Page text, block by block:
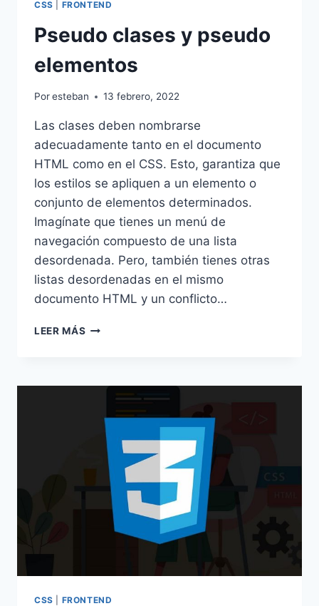
CSS FRONTEND
Pseudo clases y pseudo
elementos
Poresteban 13 febrero, 2022
Las clases deben nombrarse
adecuadamente tanto en el documento
HTML como en el CSS. Esto, garantiza que
los estilos se apliquen a un elemento o
conjunto de elementos determinados.
Imagínate que tienes un menú de
navegación compuesto de una lista
desordenada. Pero, también tienes otras
listas desordenadas en el mismo
documento HTML y un conflicto…
LEER MÁS PSEUDO
ELEMENTOS
CSS FRONTEND